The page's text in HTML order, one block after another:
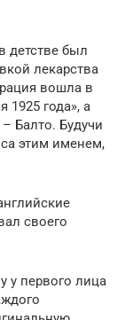
детстве был
лекарства
вошла в
1925 года», а
Балто. Будучи
этим именем,
своего
у первого лица